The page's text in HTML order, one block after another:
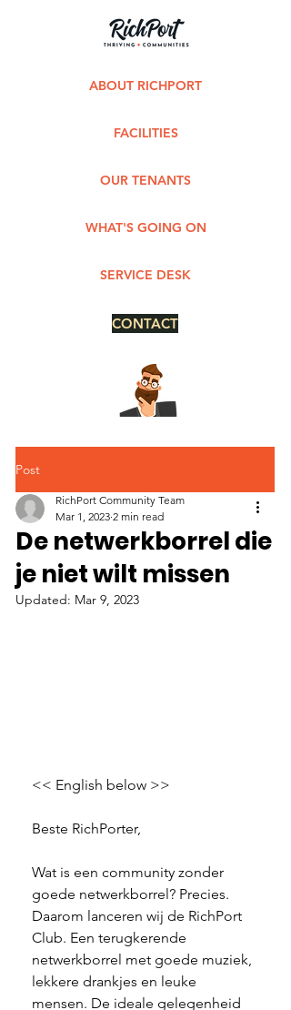
ABOUT RICHPORT
FACILITIES
OUR TENANTS
WHAT'S GOING ON
SERVICE DESK
CONTACT
Post
De netwerkborrel die
je niet wilt missen
RichPort Community Team
Mar 1, 2023 2 min read
Updated: Mar 9, 2023
<< English below >>
Beste RichPorter,
Wat is een community zonder
goede netwerkborrel? Precies.
Daarom lanceren wij de RichPort
Club. Een terugkerende
netwerkborrel met goede muziek,
lekkere drankjes en leuke
mensen. De ideale gelegenheid